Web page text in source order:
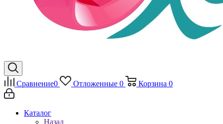
Сравнение0 Отложенные 0 Корзина 0
Каталог
Назад